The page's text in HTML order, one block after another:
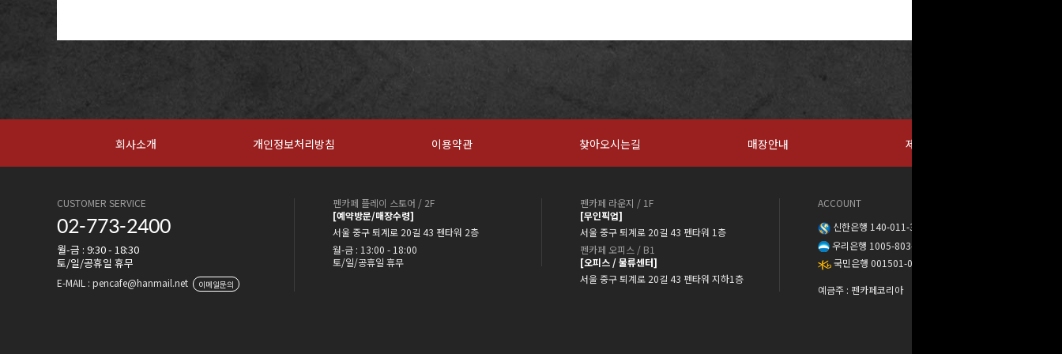
회사소개 개인정보처리방침 이용약관 찾아오시는길 매장안내 제휴문의
CUSTOMER SERVICE
02-773-2400
월-금 : 9:30 - 18:30
토/일/공휴일 휴무
E-MAIL : pencafe@hanmail.net 이메일문의
펜카페 플레이 스토어 / 2F
[예약방문/매장수령]
서울 중구 퇴계로 20길 43 펜타워 2층
월-금 : 13:00 - 18:00
토/일/공휴일 휴무
펜카페 라운지 / 1F
[무인픽업]
서울 중구 퇴계로 20길 43 펜타워 1층
펜카페 오피스 / B1
[오피스 / 물류센터]
서울 중구 퇴계로 20길 43 펜타워 지하1층
ACCOUNT
신한은행 140-011-389888
우리은행 1005-803-373568
국민은행 001501-04-137302
예금주 : 펜카페코리아